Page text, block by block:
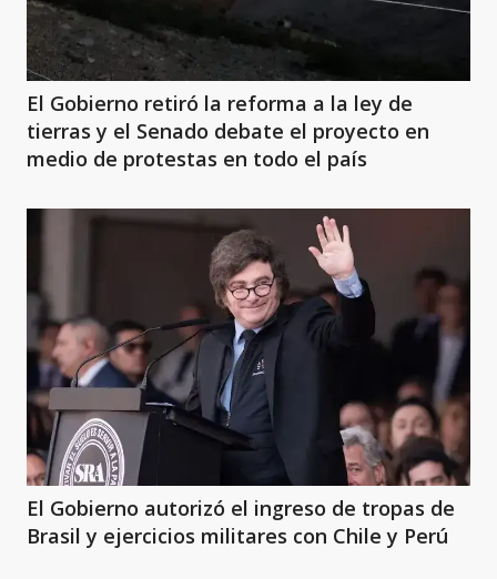
El Gobierno retiró la reforma a la ley de
tierras y el Senado debate el proyecto en
medio de protestas en todo el país
El Gobierno autorizó el ingreso de tropas de
Brasil y ejercicios militares con Chile y Perú